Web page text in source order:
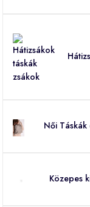
Női Táskák
Közepes